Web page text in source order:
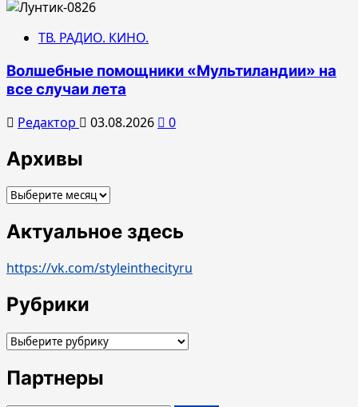
ТВ. РАДИО. КИНО.
Волшебные помощники «Мультиландии» на
все случаи лета
Редактор 03.08.2026 0
Архивы
Архивы
Актуальное здесь
https://vk.com/styleinthecityru
Рубрики
Рубрики
Партнеры